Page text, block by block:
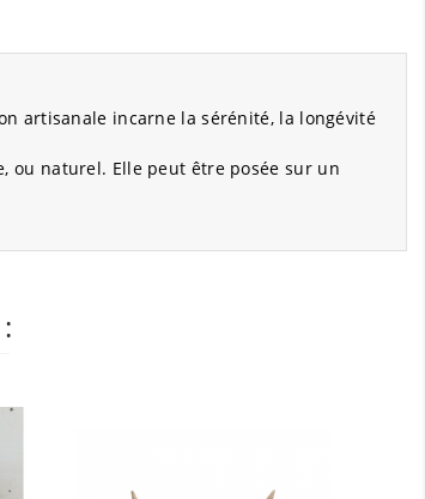
artisanale incarne la sérénité, la longévité
ou naturel. Elle peut être posée sur un